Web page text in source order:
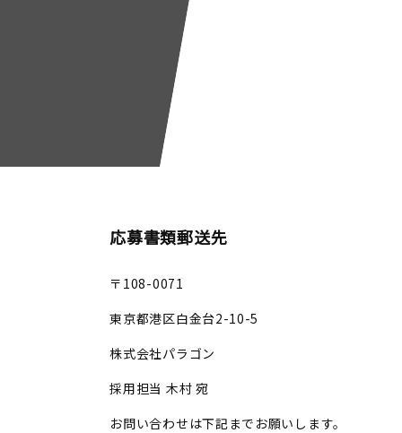
応募書類郵送先
〒108-0071
東京都港区白金台2-10-5
株式会社パラゴン
採用担当 木村 宛
お問い合わせは下記までお願いします。